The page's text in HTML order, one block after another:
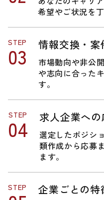
希望やご状況を
STEP 情報交換・
市場動向や非公
や志向に合った
す。
STEP 求人企業へ
選定したポジシ
類作成から応募
ます。
STEP 企業ごとの